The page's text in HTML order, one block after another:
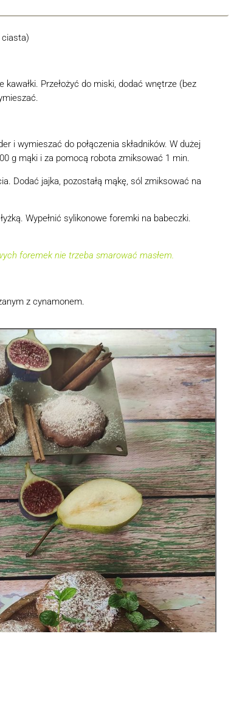
Przełożyć do miski, dodać wnętrze (bez
i wymieszać do połączenia składników. W dużej
g mąki i za pomocą robota zmiksować 1 min.
Dodać jajka, pozostałą mąkę, sól zmiksować na
Wypełnić sylikonowe foremki na babeczki.
foremek nie trzeba smarować masłem.
z cynamonem.